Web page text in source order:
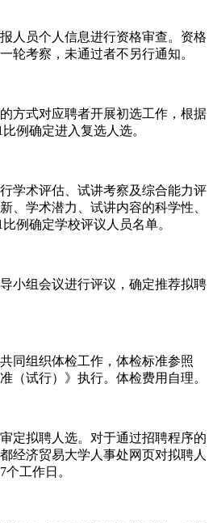
员个人信息进行资格审查。资格
轮考察，未通过者不另行通知。
式对应聘者开展初选工作，根据
例确定进入复选人选。
术评估、试讲考察及综合能力评
、学术潜力、试讲内容的科学性、
例确定学校评议人员名单。
组会议进行评议，确定推荐拟聘
组织体检工作，体检标准参照
（试行）》执行。体检费用自理。
拟聘人选。对于通过招聘程序的
经济贸易大学人事处网页对拟聘人
工作日。